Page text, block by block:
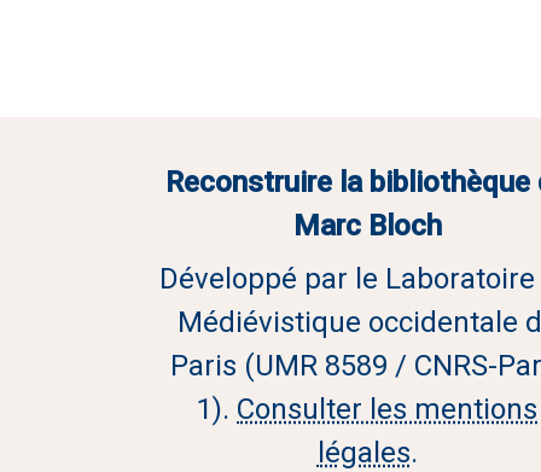
Reconstruire la bibliothèque
Marc Bloch
Développé par le
Médiévistique occidentale
Paris (UMR 8589 / CNRS-
1). Consulter les mentions
légales.